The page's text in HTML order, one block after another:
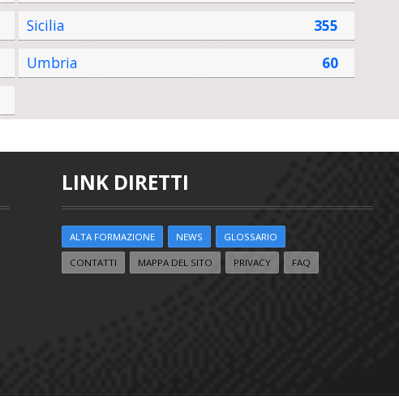
Sicilia
355
Umbria
60
LINK DIRETTI
ALTA FORMAZIONE NEWS GLOSSARIO
CONTATTI MAPPA DEL SITO PRIVACY FAQ